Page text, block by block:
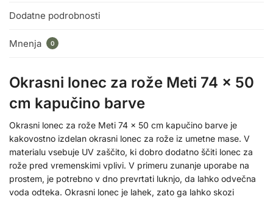
Dodatne podrobnosti
Mnenja 0
Okrasni lonec za rože Meti 74 x 50
cm kapučino barve
Okrasni lonec za rože Meti 74 x 50 cm kapučino barve je
kakovostno izdelan okrasni lonec za rože iz umetne mase. V
materialu vsebuje UV zaščito, ki dobro dodatno ščiti lonec za
rože pred vremenskimi vplivi. V primeru zunanje uporabe na
prostem, je potrebno v dno prevrtati luknjo, da lahko odvečna
voda odteka. Okrasni lonec je lahek, zato ga lahko skozi